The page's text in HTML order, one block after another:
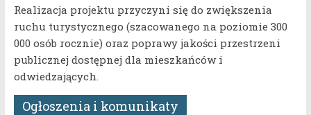
Realizacja projektu przyczyni się do zwiększenia
ruchu turystycznego (szacowanego na poziomie 300
000 osób rocznie) oraz poprawy jakości przestrzeni
publicznej dostępnej dla mieszkańców i
odwiedzających.
Ogłoszenia i komunikaty